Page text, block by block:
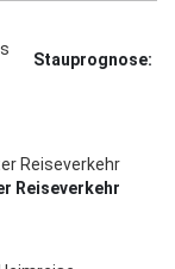
Stauprognose:
Reiseverkehr